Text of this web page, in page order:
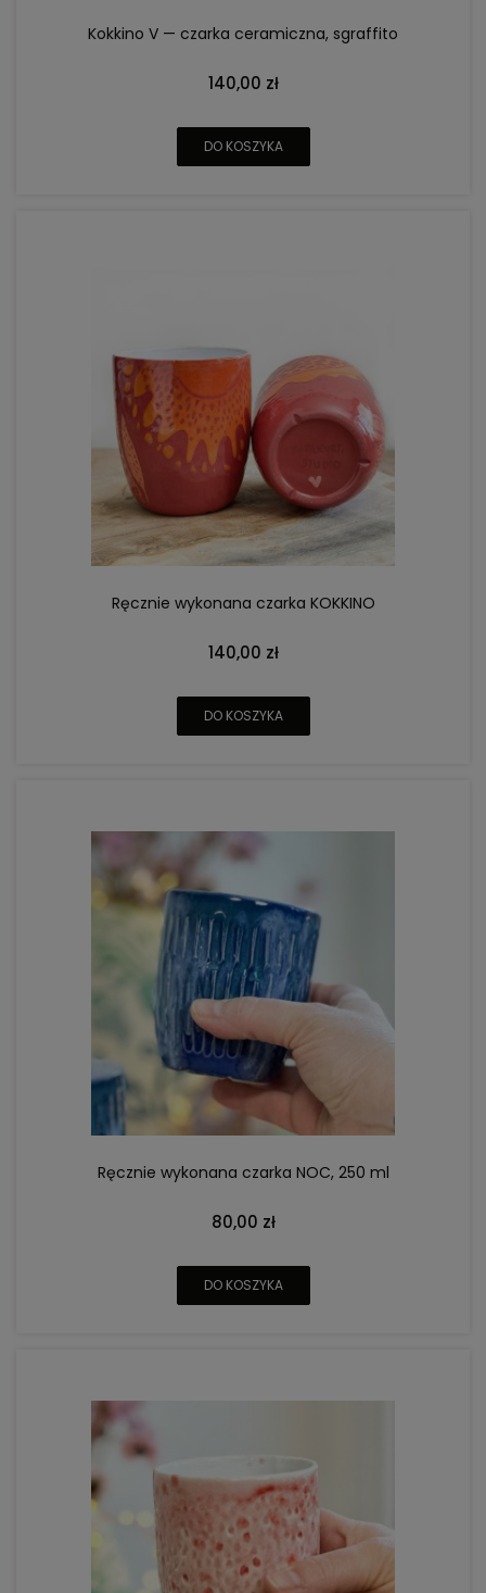
Kokkino V — czarka ceramiczna, sgraffito
140,00 zł
DO KOSZYKA
Ręcznie wykonana czarka KOKKINO
140,00 zł
DO KOSZYKA
Ręcznie wykonana czarka NOC, 250 ml
80,00 zł
DO KOSZYKA